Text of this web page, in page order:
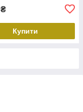
₴
Купити